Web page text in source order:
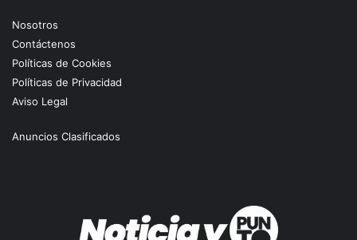
Nosotros
Contáctenos
Políticas de Cookies
Políticas de Privacidad
Aviso Legal
Anuncios Clasificados